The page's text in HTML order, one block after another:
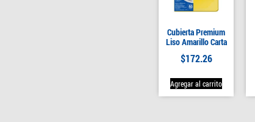
Cubierta Premium
Liso Amarillo Carta
$172.26
Agregar al carrito